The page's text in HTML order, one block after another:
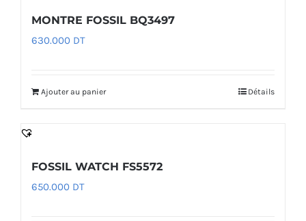
MONTRE FOSSIL BQ3497
630.000 DT
Ajouter au panier Détails
FOSSIL WATCH FS5572
650.000 DT